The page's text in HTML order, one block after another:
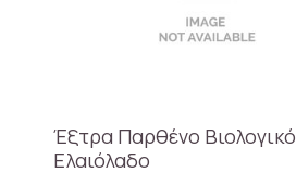
Έξτρα Παρθένο Βιολογικό
Ελαιόλαδο